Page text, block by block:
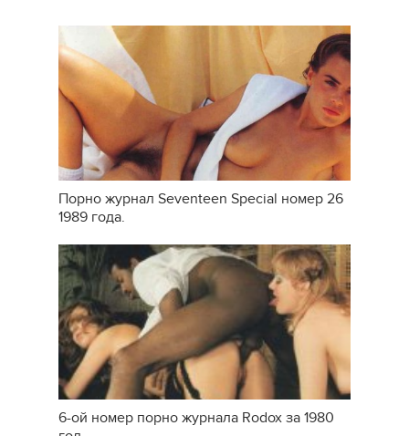
Порно журнал Seventeen Special номер 26
1989 года.
6-ой номер порно журнала Rodox за 1980